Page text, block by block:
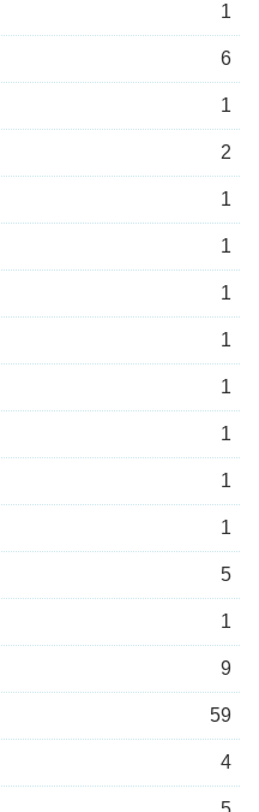
1
6
1
2
1
1
1
1
1
1
1
1
5
1
9
59
4